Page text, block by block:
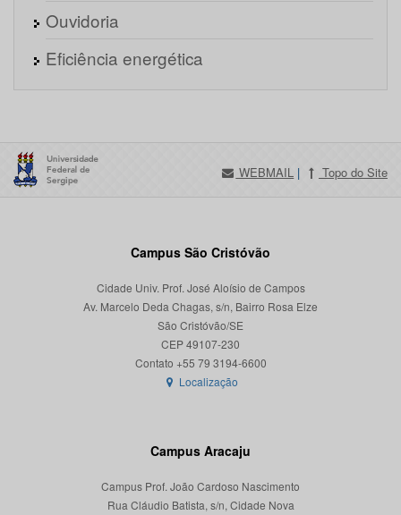
Ouvidoria
Eficiência energética
WEBMAIL | Topo do Site
Campus São Cristóvão
Cidade Univ. Prof. José Aloísio de Campos
Av. Marcelo Deda Chagas, s/n, Bairro Rosa Elze
São Cristóvão/SE
CEP 49107-230
Localização
Campus Aracaju
Campus Prof. João Cardoso Nascimento
Rua Cláudio Batista, s/n, Cidade Nova